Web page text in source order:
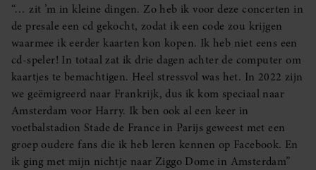
“… zit ’m in kleine dingen. Zo heb ik voor deze concerten in
de presale een cd gekocht, zodat ik een code zou krijgen
waarmee ik eerder kaarten kon kopen. Ik heb niet eens een
cd-speler! In totaal zat ik drie dagen achter de computer om
kaartjes te bemachtigen. Heel stressvol was het. In 2022 zijn
we geëmigreerd naar Frankrijk, dus ik kom speciaal naar
Amsterdam voor Harry. Ik ben ook al een keer in
voetbalstadion Stade de France in Parijs geweest met een
groep oudere fans die ik heb leren kennen op Facebook. En
ik ging met mijn nichtje naar Ziggo Dome in Amsterdam”